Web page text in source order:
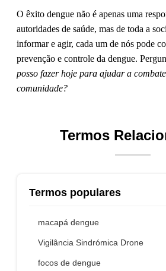
O êxito dengue não é apenas uma
autoridades de saúde, mas de toda a
informar e agir, cada um de nós pode
prevenção e controle da dengue.
posso fazer hoje para ajudar a
comunidade?
Termos
Termos populares
macapá dengue
Vigilância Sindrómica Drone
focos de dengue